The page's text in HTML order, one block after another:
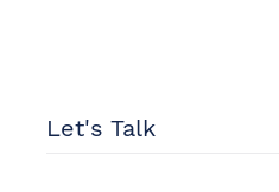
Let's Talk